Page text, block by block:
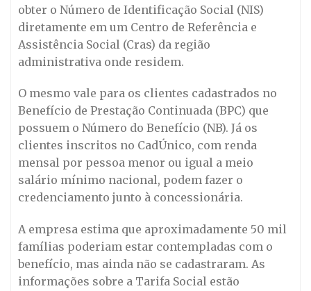
obter o Número de Identificação Social (NIS)
diretamente em um Centro de Referência e
Assistência Social (Cras) da região
administrativa onde residem.
O mesmo vale para os clientes cadastrados no
Benefício de Prestação Continuada (BPC) que
possuem o Número do Benefício (NB). Já os
clientes inscritos no CadÚnico, com renda
mensal por pessoa menor ou igual a meio
salário mínimo nacional, podem fazer o
credenciamento junto à concessionária.
A empresa estima que aproximadamente 50 mil
famílias poderiam estar contempladas com o
benefício, mas ainda não se cadastraram. As
informações sobre a Tarifa Social estão